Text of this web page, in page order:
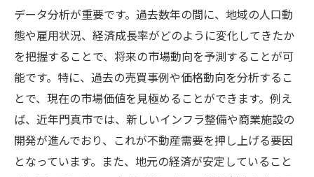
最適な不動産エージェントの選び方
売却計画策定のための初期準備
売却時の交渉力を高めるための準備
成功する売却を実現するためのスケジュー
地域の専門家が教える門真市での不動産価値を
最大化する戦略
データ分析が重要です。過去数年の間に、地域の人口動
態や雇用状況、経済成長率がどのように変化してきたか
を把握することで、将来の市場動向を予測することが可
能です。特に、過去の売買事例や価格動向を分析するこ
とで、現在の市場価値を見極めることができます。例え
ば、近年門真市では、新しいインフラ整備や商業施設の
開発が進んでおり、これが不動産需要を押し上げる要因
となっています。また、地元の経済が安定していること